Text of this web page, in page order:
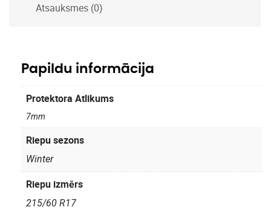
Atsauksmes (0)
Papildu informācija
Protektora Atlikums
7mm
Riepu sezons
Winter
Riepu izmērs
215/60 R17